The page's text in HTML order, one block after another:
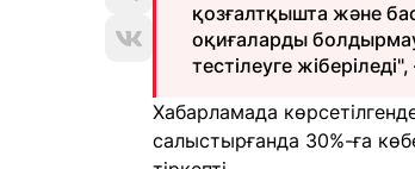
қозғалтқышта және
оқиғаларды
тестілеуге
Хабарламада
салыстырғанда 30%-ға